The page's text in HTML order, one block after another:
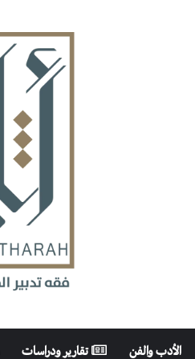
الأدب والفن تقارير ودراسات